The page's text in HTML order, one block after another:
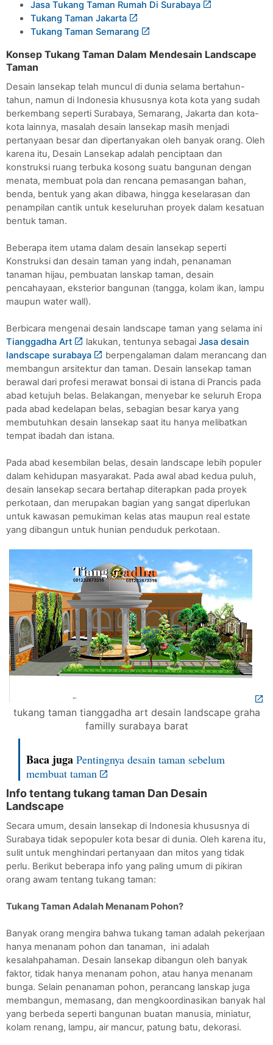
Jasa Tukang Taman Rumah Di Surabaya
Tukang Taman Jakarta
Tukang Taman Semarang
Konsep Tukang Taman Dalam Mendesain Landscape
Taman
Desain lansekap telah muncul di dunia selama bertahun-
tahun, namun di Indonesia khususnya kota kota yang sudah
berkembang seperti Surabaya, Semarang, Jakarta dan kota-
kota lainnya, masalah desain lansekap masih menjadi
pertanyaan besar dan dipertanyakan oleh banyak orang. Oleh
karena itu, Desain Lansekap adalah penciptaan dan
konstruksi ruang terbuka kosong suatu bangunan dengan
menata, membuat pola dan rencana pemasangan bahan,
benda, bentuk yang akan dibawa, hingga keselarasan dan
penampilan cantik untuk keseluruhan proyek dalam kesatuan
bentuk taman.
Beberapa item utama dalam desain lansekap seperti
Konstruksi dan desain taman yang indah, penanaman
tanaman hijau, pembuatan lanskap taman, desain
pencahayaan, eksterior bangunan (tangga, kolam ikan, lampu
maupun water wall).
Tianggadha Art
lakukan, tentunya sebagai Jasa desain
landscape surabaya
berpengalaman dalam merancang dan
membangun arsitektur dan taman. Desain lansekap taman
berawal dari profesi merawat bonsai di istana di Prancis pada
abad ketujuh belas. Belakangan, menyebar ke seluruh Eropa
pada abad kedelapan belas, sebagian besar karya yang
membutuhkan desain lansekap saat itu hanya melibatkan
tempat ibadah dan istana.
Pada abad kesembilan belas, desain landscape lebih populer
dalam kehidupan masyarakat. Pada awal abad kedua puluh,
desain lansekap secara bertahap diterapkan pada proyek
perkotaan, dan merupakan bagian yang sangat diperlukan
untuk kawasan pemukiman kelas atas maupun real estate
yang dibangun untuk hunian penduduk perkotaan.
tukang taman tianggadha art desain landscape graha
familly surabaya barat
Baca juga Pentingnya desain taman sebelum
membuat taman
Info tentang tukang taman Dan Desain
Landscape
Secara umum, desain lansekap di Indonesia khususnya di
Surabaya tidak sepopuler kota besar di dunia. Oleh karena itu,
sulit untuk menghindari pertanyaan dan mitos yang tidak
perlu. Berikut beberapa info yang paling umum di pikiran
orang awam tentang tukang taman:
Tukang Taman Adalah Menanam Pohon?
Banyak orang mengira bahwa tukang taman adalah pekerjaan
hanya menanam pohon dan tanaman,  ini adalah
kesalahpahaman. Desain lansekap dibangun oleh banyak
faktor, tidak hanya menanam pohon, atau hanya menanam
bunga. Selain penanaman pohon, perancang lanskap juga
membangun, memasang, dan mengkoordinasikan banyak hal
yang berbeda seperti bangunan buatan manusia, miniatur,
kolam renang, lampu, air mancur, patung batu, dekorasi.